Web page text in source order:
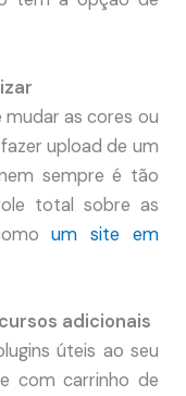
mudar as cores ou
upload de um
sempre é tão
total sobre as
um site em
adicionais
úteis ao seu
com carrinho de